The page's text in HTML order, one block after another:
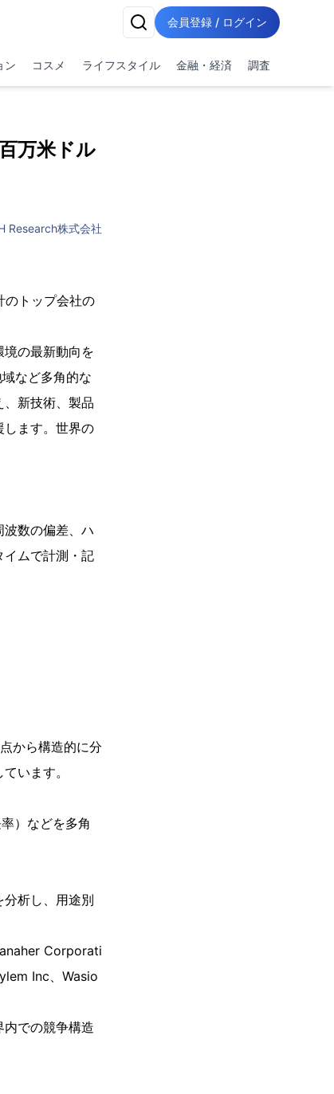
会員登録 / ログイン
ン コスメ ライフスタイル 金融・経済 調査
万米ドル
Research株式会社
のトップ会社の
の最新動向を
など多角的な
新技術、製品
します。世界の
数の偏差、ハ
イムで計測・記
から構造的に分
います。
）などを多角
析し、用途別
Corporati
Inc、Wasio
での競争構造